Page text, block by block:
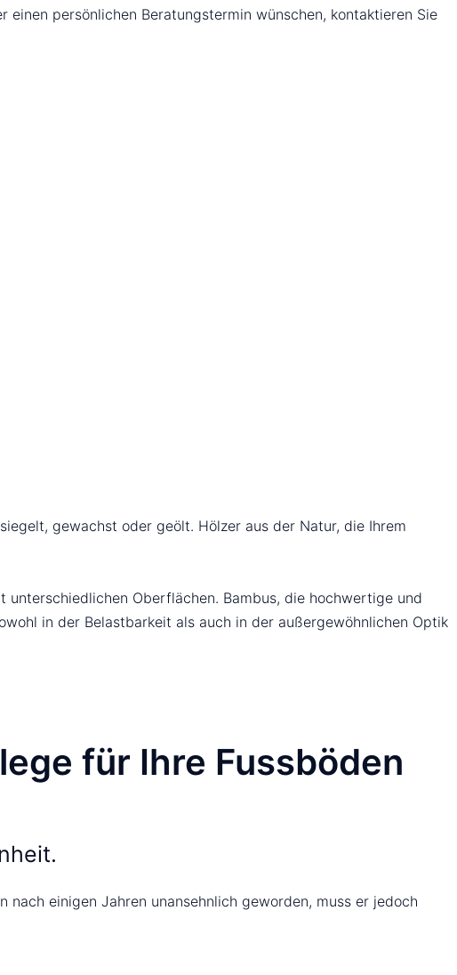
persönlichen Beratungstermin wünschen, kontaktieren Sie
gewachst oder geölt. Hölzer aus der Natur, die Ihrem
Oberflächen. Bambus, die hochwertige und
in der Belastbarkeit als auch in der außergewöhnlichen Optik
für Ihre Fussböden
einigen Jahren unansehnlich geworden, muss er jedoch